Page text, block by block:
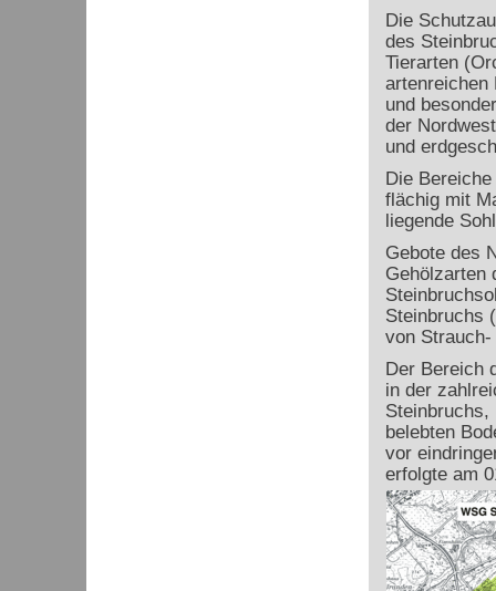
Die
des
Tierarten
artenreichen
und
der
und
Die
flächig mit
liegende
Gebote des
Gehölzarten
Steinbruchs
von
Der Bereich
in der
Steinbruchs,
belebten
vor
erfolgte am